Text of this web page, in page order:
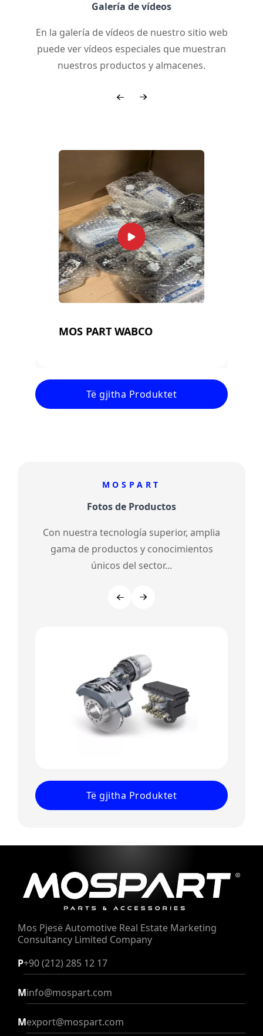
Galería de vídeos
En la galería de vídeos de nuestro sitio web
puede ver vídeos especiales que muestran
nuestros productos y almacenes.
MOS PART WABCO
Të gjitha Produktet
MOSPART
Fotos de Productos
Con nuestra tecnología superior, amplia
gama de productos y conocimientos
únicos del sector...
Të gjitha Produktet
Mos Pjesë Automotive Real Estate Marketing
Consultancy Limited Company
P+90 (212) 285 12 17
Minfo@mospart.com
Mexport@mospart.com